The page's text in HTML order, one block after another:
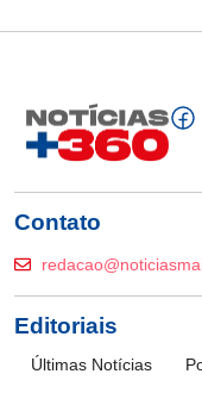
Contato
Editoriais
Últimas Notícias